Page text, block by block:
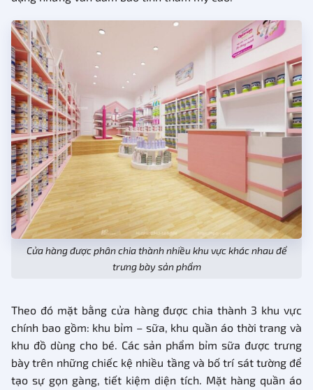
Cửa hàng được phân chia thành nhiều khu vực khác nhau để
trưng bày sản phẩm
Theo đó mặt bằng cửa hàng được chia thành 3 khu vực
chính bao gồm: khu bỉm – sữa, khu quần áo thời trang và
khu đồ dùng cho bé. Các sản phẩm bỉm sữa được trưng
bày trên những chiếc kệ nhiều tầng và bố trí sát tường để
tạo sự gọn gàng, tiết kiệm diện tích. Mặt hàng quần áo